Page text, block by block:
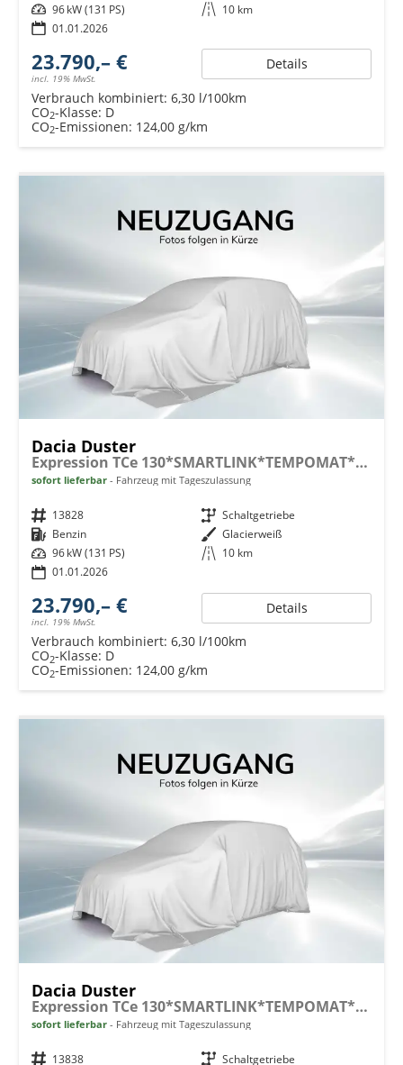
Leistung 96 kW (131 PS) Kilometerstand 10 km
01.01.2026
23.790,– €
incl. 19% MwSt.
Details
Verbrauch kombiniert: 6,30 l/100km
CO2-Klasse: D
CO2-Emissionen: 124,00 g/km
Dacia Duster
Expression TCe 130*SMARTLINK*TEMPOMAT*LED*PDC-KAMERA*SHZ*KLIMA*17-ZOLL
sofort lieferbar Fahrzeug mit Tageszulassung
Fahrzeugnr. 13828 Getriebe Schaltgetriebe
Kraftstoff Benzin Außenfarbe Glacierweiß
Leistung 96 kW (131 PS) Kilometerstand 10 km
01.01.2026
23.790,– €
incl. 19% MwSt.
Details
Verbrauch kombiniert: 6,30 l/100km
CO2-Klasse: D
CO2-Emissionen: 124,00 g/km
Dacia Duster
Expression TCe 130*SMARTLINK*TEMPOMAT*LED*PDC-KAMERA*SHZ*KLIMA*17-ZOLL
sofort lieferbar Fahrzeug mit Tageszulassung
Fahrzeugnr. 13838 Getriebe Schaltgetriebe